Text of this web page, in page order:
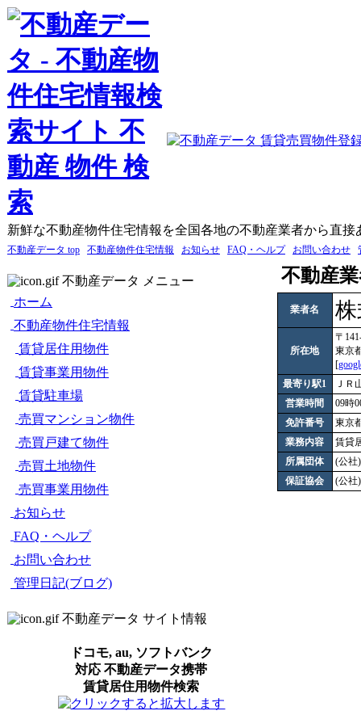
新鮮な不動産物件住宅情報を全国各地の不動産業者から直接
不動産データ top 不動産物件住宅情報 お知らせ FAQ・ヘルプ お問い合わせ
不動産データ メニュー
ホーム
不動産物件住宅情報
賃貸居住用物件
賃貸事業用物件
賃貸駐車場
売買マンション物件
売買戸建て物件
売買土地物件
売買事業用物件
お知らせ
FAQ・ヘルプ
お問い合わせ
管理日記(ブログ)
不動産データ サイト情報
ドコモ, au, ソフトバンク
対応 不動産データ携帯
賃貸居住用物件検索
不動産
業者名
所在地
〒
東京
[
最寄り駅1
ＪＲ
営業時間
09時
免許番号
東京
業務内容
賃貸
所属団体
(公社
保証協会
(公社